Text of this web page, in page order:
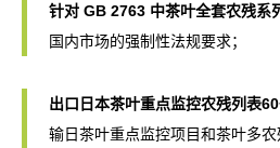
针对 GB 2763 中茶叶全套农残系
国内市场的强制性法规要求；
出口日本茶叶重点监控农残列表
输日茶叶重点监控项目和茶叶多